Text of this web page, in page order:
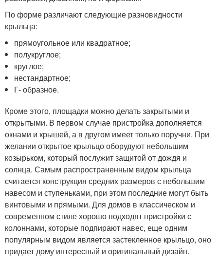
По форме различают следующие разновидности
крыльца:
прямоугольное или квадратное;
полукруглое;
круглое;
нестандартное;
Г- образное.
Кроме этого, площадки можно делать закрытыми и
открытыми. В первом случае пристройка дополняется
окнами и крышей, а в другом имеет только поручни. При
желании открытое крыльцо оборудуют небольшим
козырьком, который послужит защитой от дождя и
солнца. Самым распространенным видом крыльца
считается конструкция средних размеров с небольшим
навесом и ступеньками, при этом последние могут быть
винтовыми и прямыми. Для домов в классическом и
современном стиле хорошо подходят пристройки с
колоннами, которые подпирают навес, еще одним
популярным видом является застекленное крыльцо, оно
придает дому интересный и оригинальный дизайн.